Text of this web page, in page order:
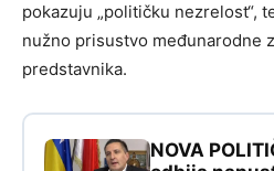
pokazuju „političku nezrelost“,
nužno prisustvo međunarodne
predstavnika.
NOVA